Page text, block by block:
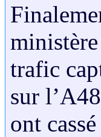
trafic
sur
ont